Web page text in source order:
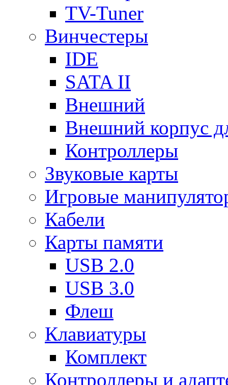
TV-Tuner
Винчестеры
IDE
SATA II
Внешний
Внешний корпус
Контроллеры
Звуковые карты
Игровые
Кабели
Карты памяти
USB 2.0
USB 3.0
Флеш
Клавиатуры
Комплект
Контроллеры и